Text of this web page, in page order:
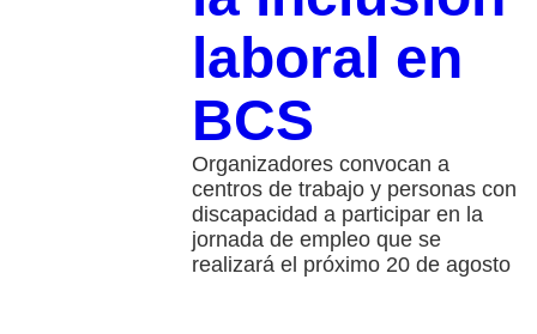
laboral en
BCS
Organizadores convocan a
centros de trabajo y personas con
discapacidad a participar en la
jornada de empleo que se
realizará el próximo 20 de agosto